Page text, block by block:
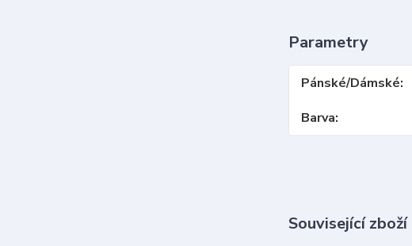
Parametry
Pánské/Dámské
Barva
Související zboží